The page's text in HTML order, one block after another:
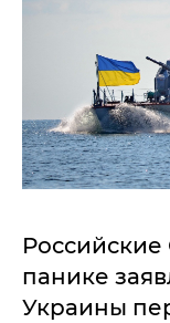
панике
Украины